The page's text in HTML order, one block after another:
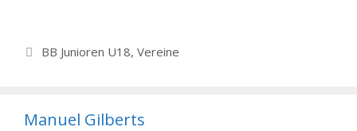
Kategorien
BB Junioren U18, Vereine
Manuel Gilberts